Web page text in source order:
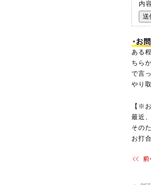
内容
ある
ちら
で言
やり
【※
最近
その
お打